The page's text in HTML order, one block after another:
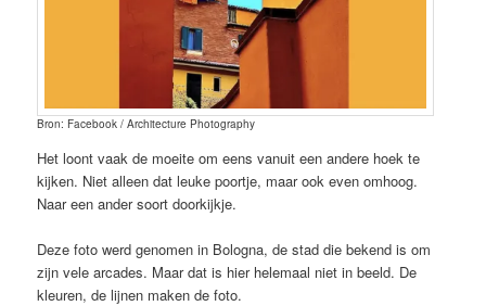
Bron: Facebook / Architecture Photography
Het loont vaak de moeite om eens vanuit een andere hoek te
kijken. Niet alleen dat leuke poortje, maar ook even omhoog.
Naar een ander soort doorkijkje.
Deze foto werd genomen in Bologna, de stad die bekend is om
zijn vele arcades. Maar dat is hier helemaal niet in beeld. De
kleuren, de lijnen maken de foto.